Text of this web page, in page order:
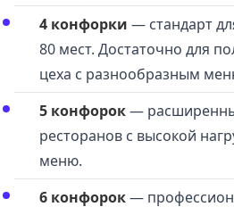
4 конфорки — стандарт
80 мест. Достаточно для
цеха с разнообразным
5 конфорок—
ресторанов с высокой
меню.
6 конфорок—